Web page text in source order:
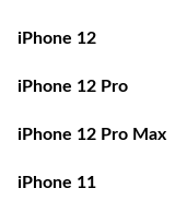
iPhone 12
iPhone 12 Pro
iPhone 12 Pro Max
iPhone 11